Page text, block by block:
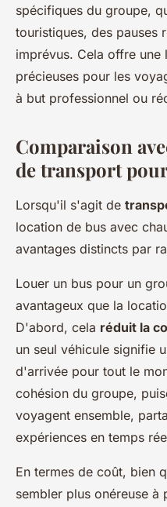
spécifiques du groupe,
touristiques, des pauses
imprévus. Cela offre
précieuses pour les
à but professionnel ou
Comparaison
de transport
Lorsqu'il s'agit de
location de bus avec
avantages distincts par
Louer un bus pour un
avantageux que la
D'abord, cela réduit la
un seul véhicule signifie
d'arrivée pour tout le
cohésion du groupe,
voyagent ensemble,
expériences en temps
En termes de coût, bien
sembler plus onéreuse à